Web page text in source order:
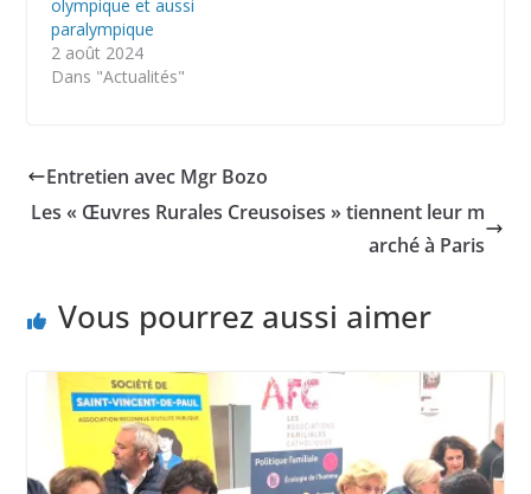
olympique et aussi
paralympique
2 août 2024
Dans "Actualités"
Entretien avec Mgr Bozo
Les « Œuvres Rurales Creusoises » tiennent leur m
arché à Paris
Vous pourrez aussi aimer